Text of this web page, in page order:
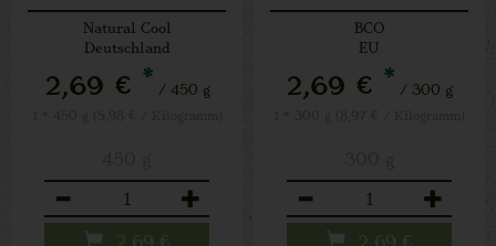
Natural Cool
Deutschland
2,69 € * / 450 g
2,69 €
BCO
EU
2,69 € * / 300 g
2,69 €